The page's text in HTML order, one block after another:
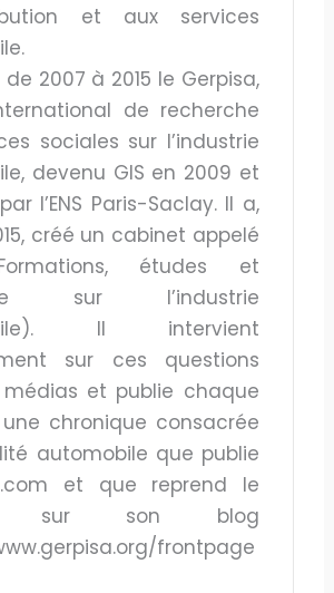
et aux services
2007 à 2015 le Gerpisa,
de recherche
sociales sur l’industrie
devenu GIS en 2009 et
l’ENS Paris-Saclay. Il a,
créé un cabinet appelé
études et
sur l’industrie
Il intervient
sur ces questions
et publie chaque
chronique consacrée
automobile que publie
et que reprend le
sur son blog
frontpage